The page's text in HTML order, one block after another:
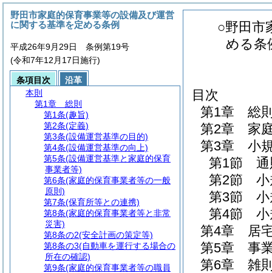
○野田市
める条
目次
第1章
総
第2章
家
第3章
小
第1節
第2節
第3節
第4節
第4章
居
第5章
事
第6章
雑
野田市家庭的保育事業等の設備及び運営
に関する基準を定める条例
平成26年9月29日 条例第19号
(令和7年12月17日施行)
条項目次
沿革
本則
第1章
総則
第1条(趣旨)
第2条(定義)
第3条(設備運営基準の目的)
第4条(設備運営基準の向上)
第5条(設備運営基準と家庭的保育
事業者等)
第6条(家庭的保育事業者等の一般
原則)
第7条(保育所等との連携)
第8条(家庭的保育事業者等と非常
災害)
第8条の2(安全計画の策定等)
第8条の3(自動車を運行する場合の
所在の確認)
第9条(家庭的保育事業者等の職員